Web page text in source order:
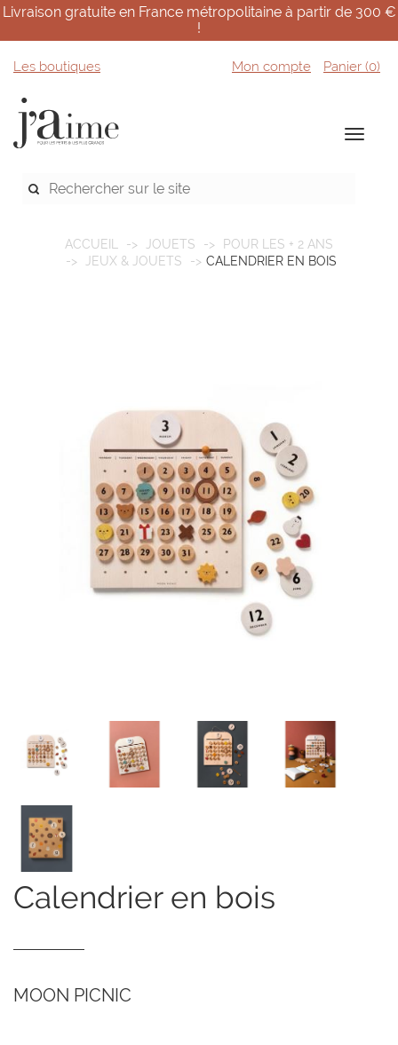
Livraison gratuite en France métropolitaine à partir de 300 €
!
Les boutiques Mon compte Panier (0)
ACCUEIL JOUETS
POUR LES + 2 ANS
JEUX & JOUETS
CALENDRIER EN BOIS
calendrier en bois
MOON PICNIC